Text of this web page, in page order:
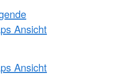
Ansicht
Ansicht